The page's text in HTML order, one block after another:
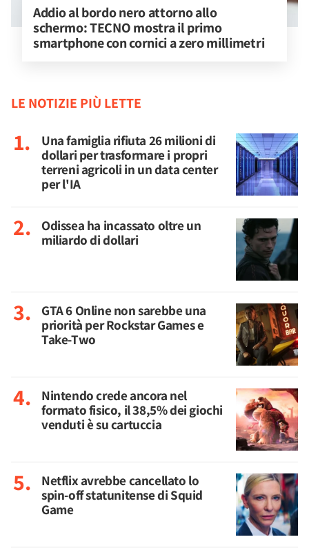
Addio al bordo nero attorno allo
schermo: TECNO mostra il primo
smartphone con cornici a zero millimetri
LE NOTIZIE PIÙ LETTE
Una famiglia rifiuta 26 milioni di
dollari per trasformare i propri
terreni agricoli in un data center
per l'IA
Odissea ha incassato oltre un
miliardo di dollari
GTA 6 Online non sarebbe una
priorità per Rockstar Games e
Take-Two
Nintendo crede ancora nel
formato fisico, il 38,5% dei giochi
venduti è su cartuccia
Netflix avrebbe cancellato lo
spin-off statunitense di Squid
Game